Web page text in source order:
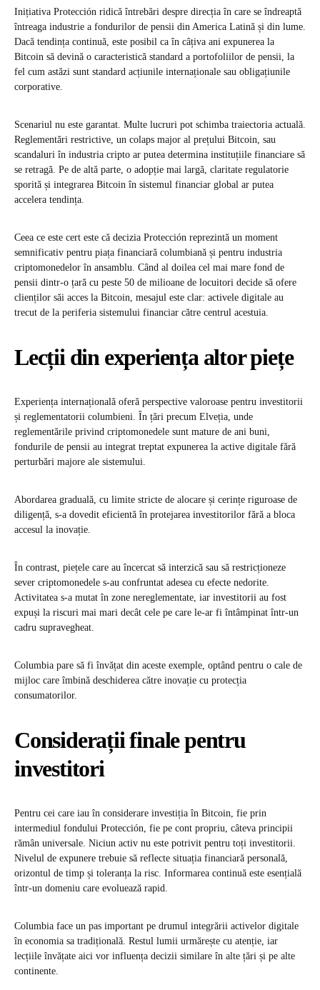
Inițiativa Protección ridică întrebări despre direcția în care se îndreaptă
întreaga industrie a fondurilor de pensii din America Latină și din lume.
Dacă tendința continuă, este posibil ca în câțiva ani expunerea la
Bitcoin să devină o caracteristică standard a portofoliilor de pensii, la
fel cum astăzi sunt standard acțiunile internaționale sau obligațiunile
corporative.
Scenariul nu este garantat. Multe lucruri pot schimba traiectoria actuală.
Reglementări restrictive, un colaps major al prețului Bitcoin, sau
scandaluri în industria cripto ar putea determina instituțiile financiare să
se retragă. Pe de altă parte, o adopție mai largă, claritate regulatorie
sporită și integrarea Bitcoin în sistemul financiar global ar putea
accelera tendința.
Ceea ce este cert este că decizia Protección reprezintă un moment
semnificativ pentru piața financiară columbiană și pentru industria
criptomonedelor în ansamblu. Când al doilea cel mai mare fond de
pensii dintr-o țară cu peste 50 de milioane de locuitori decide să ofere
clienților săi acces la Bitcoin, mesajul este clar: activele digitale au
trecut de la periferia sistemului financiar către centrul acestuia.
Lecții din experiența altor piețe
Experiența internațională oferă perspective valoroase pentru investitorii
și reglementatorii columbieni. În țări precum Elveția, unde
reglementările privind criptomonedele sunt mature de ani buni,
fondurile de pensii au integrat treptat expunerea la active digitale fără
perturbări majore ale sistemului.
Abordarea graduală, cu limite stricte de alocare și cerințe riguroase de
diligență, s-a dovedit eficientă în protejarea investitorilor fără a bloca
accesul la inovație.
În contrast, piețele care au încercat să interzică sau să restricționeze
sever criptomonedele s-au confruntat adesea cu efecte nedorite.
Activitatea s-a mutat în zone nereglementate, iar investitorii au fost
expuși la riscuri mai mari decât cele pe care le-ar fi întâmpinat într-un
cadru supravegheat.
Columbia pare să fi învățat din aceste exemple, optând pentru o cale de
mijloc care îmbină deschiderea către inovație cu protecția
consumatorilor.
Considerații finale pentru
investitori
Pentru cei care iau în considerare investiția în Bitcoin, fie prin
intermediul fondului Protección, fie pe cont propriu, câteva principii
rămân universale. Niciun activ nu este potrivit pentru toți investitorii.
Nivelul de expunere trebuie să reflecte situația financiară personală,
orizontul de timp și toleranța la risc. Informarea continuă este esențială
într-un domeniu care evoluează rapid.
Columbia face un pas important pe drumul integrării activelor digitale
în economia sa tradițională. Restul lumii urmărește cu atenție, iar
lecțiile învățate aici vor influența decizii similare în alte țări și pe alte
continente.